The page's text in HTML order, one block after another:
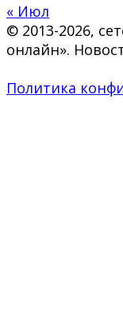
« Июл
© 2013-2026,
онлайн».
Политика